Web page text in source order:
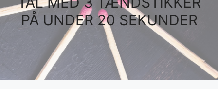
PÅ UNDER 20 SEKUNDER